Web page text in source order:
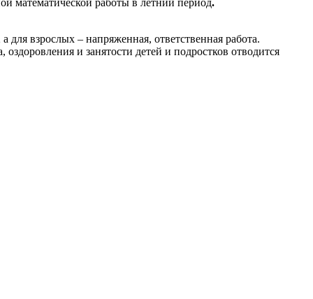
для взрослых – напряженная, ответственная работа.
и занятости детей и подростков отводится